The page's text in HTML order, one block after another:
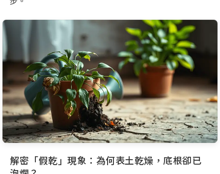
解密「假乾」現象：為何表土乾燥，底根卻已